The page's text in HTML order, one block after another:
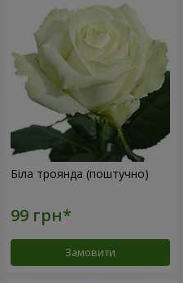
Біла троянда (поштучно)
Замовити